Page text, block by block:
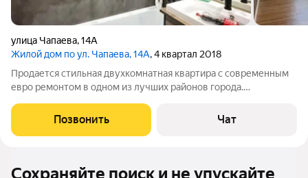
улица Чапаева,14А
Жилой дом по ул. Чапаева, 14А, 4 квартал 2018
Продается стильная двухкомнатная квартира с современным
евро ремонтом в одном из лучших районов города.
комфорта. В квартире предусмотрена удобная лоджия
идеальное место для отдыха и приятных
Позвонить Чат
Сохраняйте поиск и не упускайте